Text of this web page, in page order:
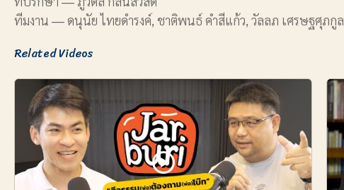
ทีมงาน ― ดนุนัย ไทยดำรงค์, ชาติพนธ์ คำสีแก้ว, วัลลภ เศรษฐศุภกูล
Related Videos